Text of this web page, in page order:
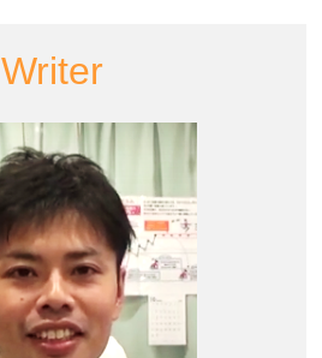
Writer